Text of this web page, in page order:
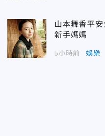
山本舞香平
新手媽媽
5小時前 娛樂